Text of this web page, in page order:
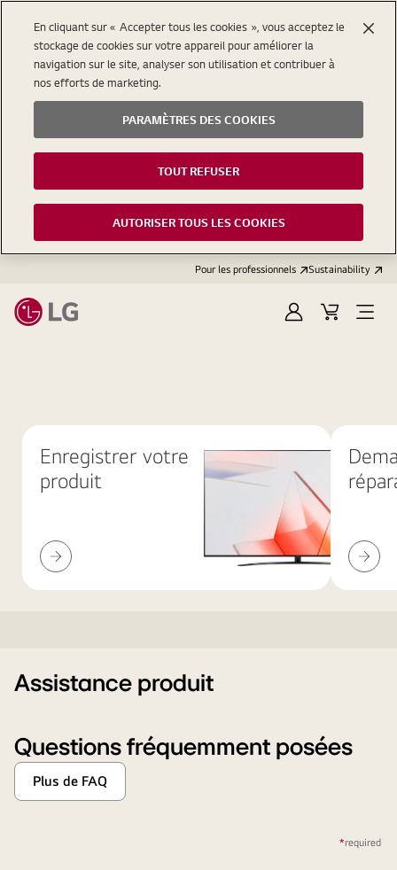
Pour les professionnels Sustainability
Se
Open
Enregistrer votre
produit
Enregistrer
votre
produit
de
Assistance produit
Questions fréquemment posées
Plus de FAQ
*required
En cliquant sur « Accepter tous les cookies », vous acceptez le
stockage de cookies sur votre appareil pour améliorer la
navigation sur le site, analyser son utilisation et contribuer à
nos efforts de marketing.
PARAMÈTRES DES COOKIES
TOUT REFUSER
AUTORISER TOUS LES COOKIES